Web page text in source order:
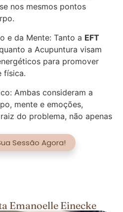
nos mesmos pontos
e da Mente: Tanto a EFT
a Acupuntura visam
para promover
física.
Ambas consideram a
mente e emoções,
do problema, não apenas
Sessão Agora!
Emanoelle Einecke